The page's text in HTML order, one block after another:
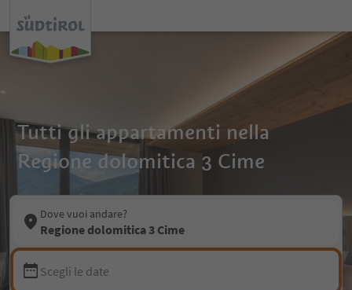
Tutti gli appartamenti nella
Regione dolomitica 3 Cime
Dove vuoi andare?
Regione dolomitica 3 Cime
Scegli le date